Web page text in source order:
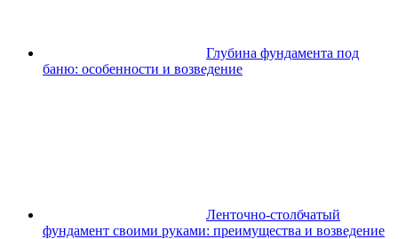
Глубина фундамента под
баню: особенности и возведение
Ленточно-столбчатый
фундамент своими руками: преимущества и возведение